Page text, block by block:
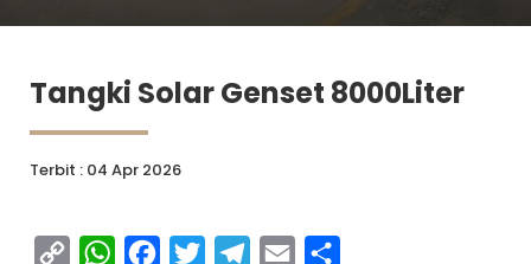
Tangki Solar Genset 8000Liter
Terbit : 04 Apr 2026
Copy
WhatsApp
FacebookTwitterTelegram
Email